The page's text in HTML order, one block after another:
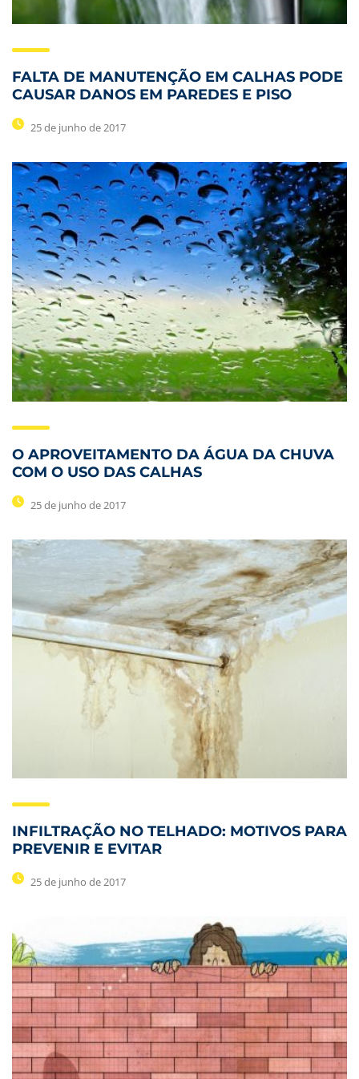
FALTA DE MANUTENÇÃO EM CALHAS PODE
CAUSAR DANOS EM PAREDES E PISO
25 de junho de 2017
O APROVEITAMENTO DA ÁGUA DA CHUVA
COM O USO DAS CALHAS
25 de junho de 2017
INFILTRAÇÃO NO TELHADO: MOTIVOS PARA
PREVENIR E EVITAR
25 de junho de 2017